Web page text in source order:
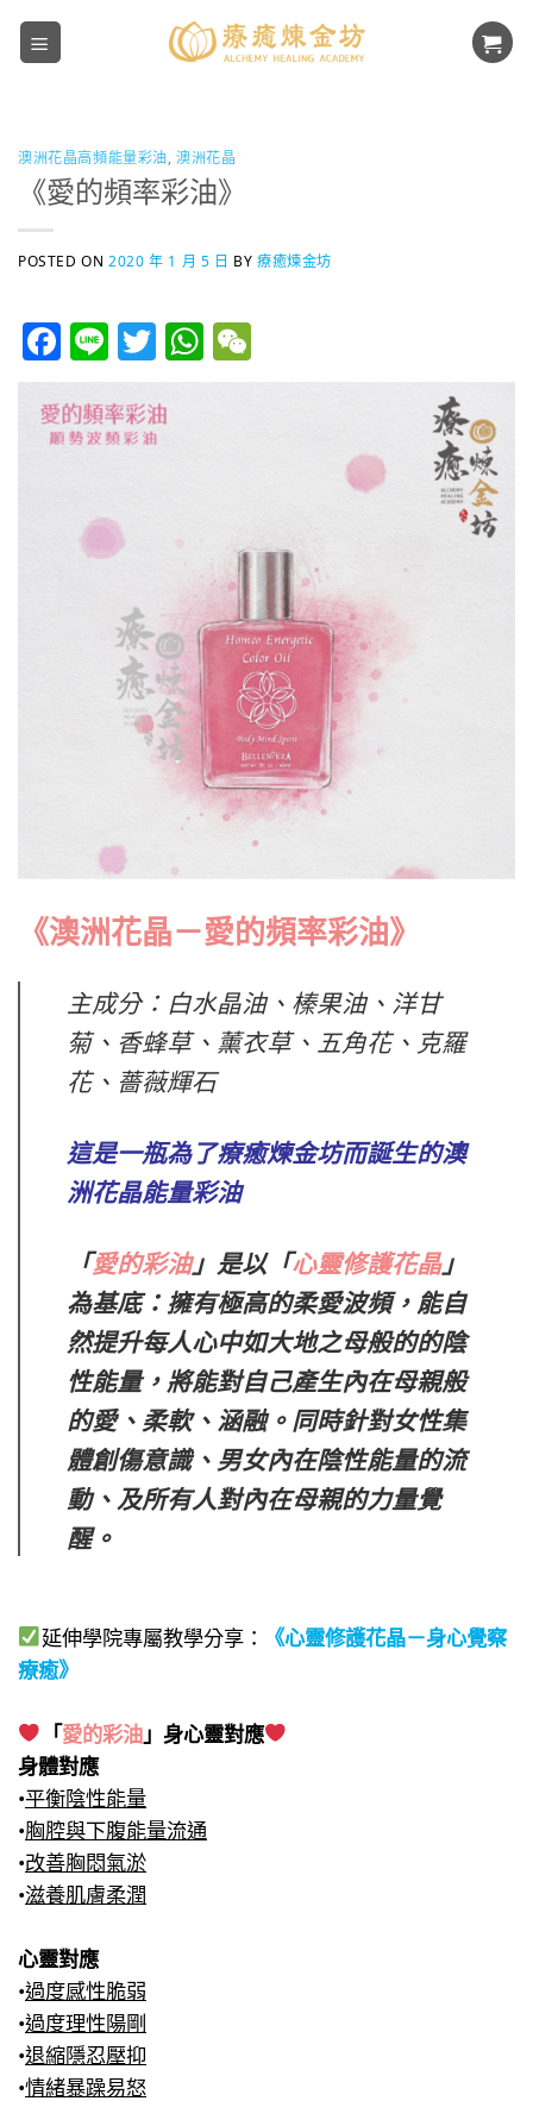
Skip
澳洲花晶高頻能量彩油 ,澳洲花晶
《愛的頻率彩油》
POSTED ON2020 年 1 月 5 日 BY 療癒煉金坊
Facebook
LineTwitterWhatsApp
《澳洲花晶－愛的頻率彩油》
主成分：白水晶油、榛果油、洋甘
菊、香蜂草、薰衣草、五角花、克羅
花、薔薇輝石
這是一瓶為了療癒煉金坊而誕生的澳
洲花晶能量彩油
「愛的彩油」 是以「心靈修護花晶」
為基底：擁有極高的柔愛波頻，能自
然提升每人心中如大地之母般的的陰
性能量，將能對自己產生內在母親般
的愛、柔軟、涵融。同時針對女性集
體創傷意識、男女內在陰性能量的流
動、及所有人對內在母親的力量覺
醒。
延伸學院專屬教學分享：
《心靈修護花晶－身心覺察
療癒》​
「愛的彩油」身心靈對應
身體對應
•平衡陰性能量
•胸腔與下腹能量流通
•改善胸悶氣淤
•滋養肌膚柔潤
心靈對應
•過度感性脆弱
•過度理性陽剛
•退縮隱忍壓抑
•情緒暴躁易怒